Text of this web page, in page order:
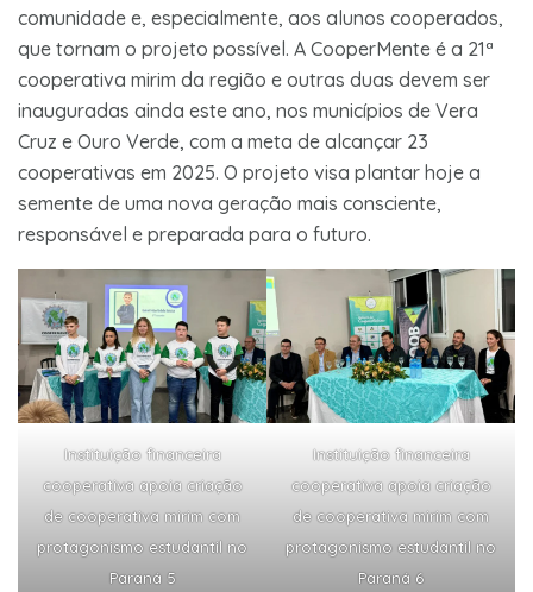
comunidade e, especialmente, aos alunos cooperados,
que tornam o projeto possível. A CooperMente é a 21ª
cooperativa mirim da região e outras duas devem ser
inauguradas ainda este ano, nos municípios de Vera
Cruz e Ouro Verde, com a meta de alcançar 23
cooperativas em 2025. O projeto visa plantar hoje a
semente de uma nova geração mais consciente,
responsável e preparada para o futuro.
Instituição financeira
cooperativa apoia criação
de cooperativa mirim com
protagonismo estudantil no
Paraná 5
Instituição financeira
cooperativa apoia criação
de cooperativa mirim com
protagonismo estudantil no
Paraná 6